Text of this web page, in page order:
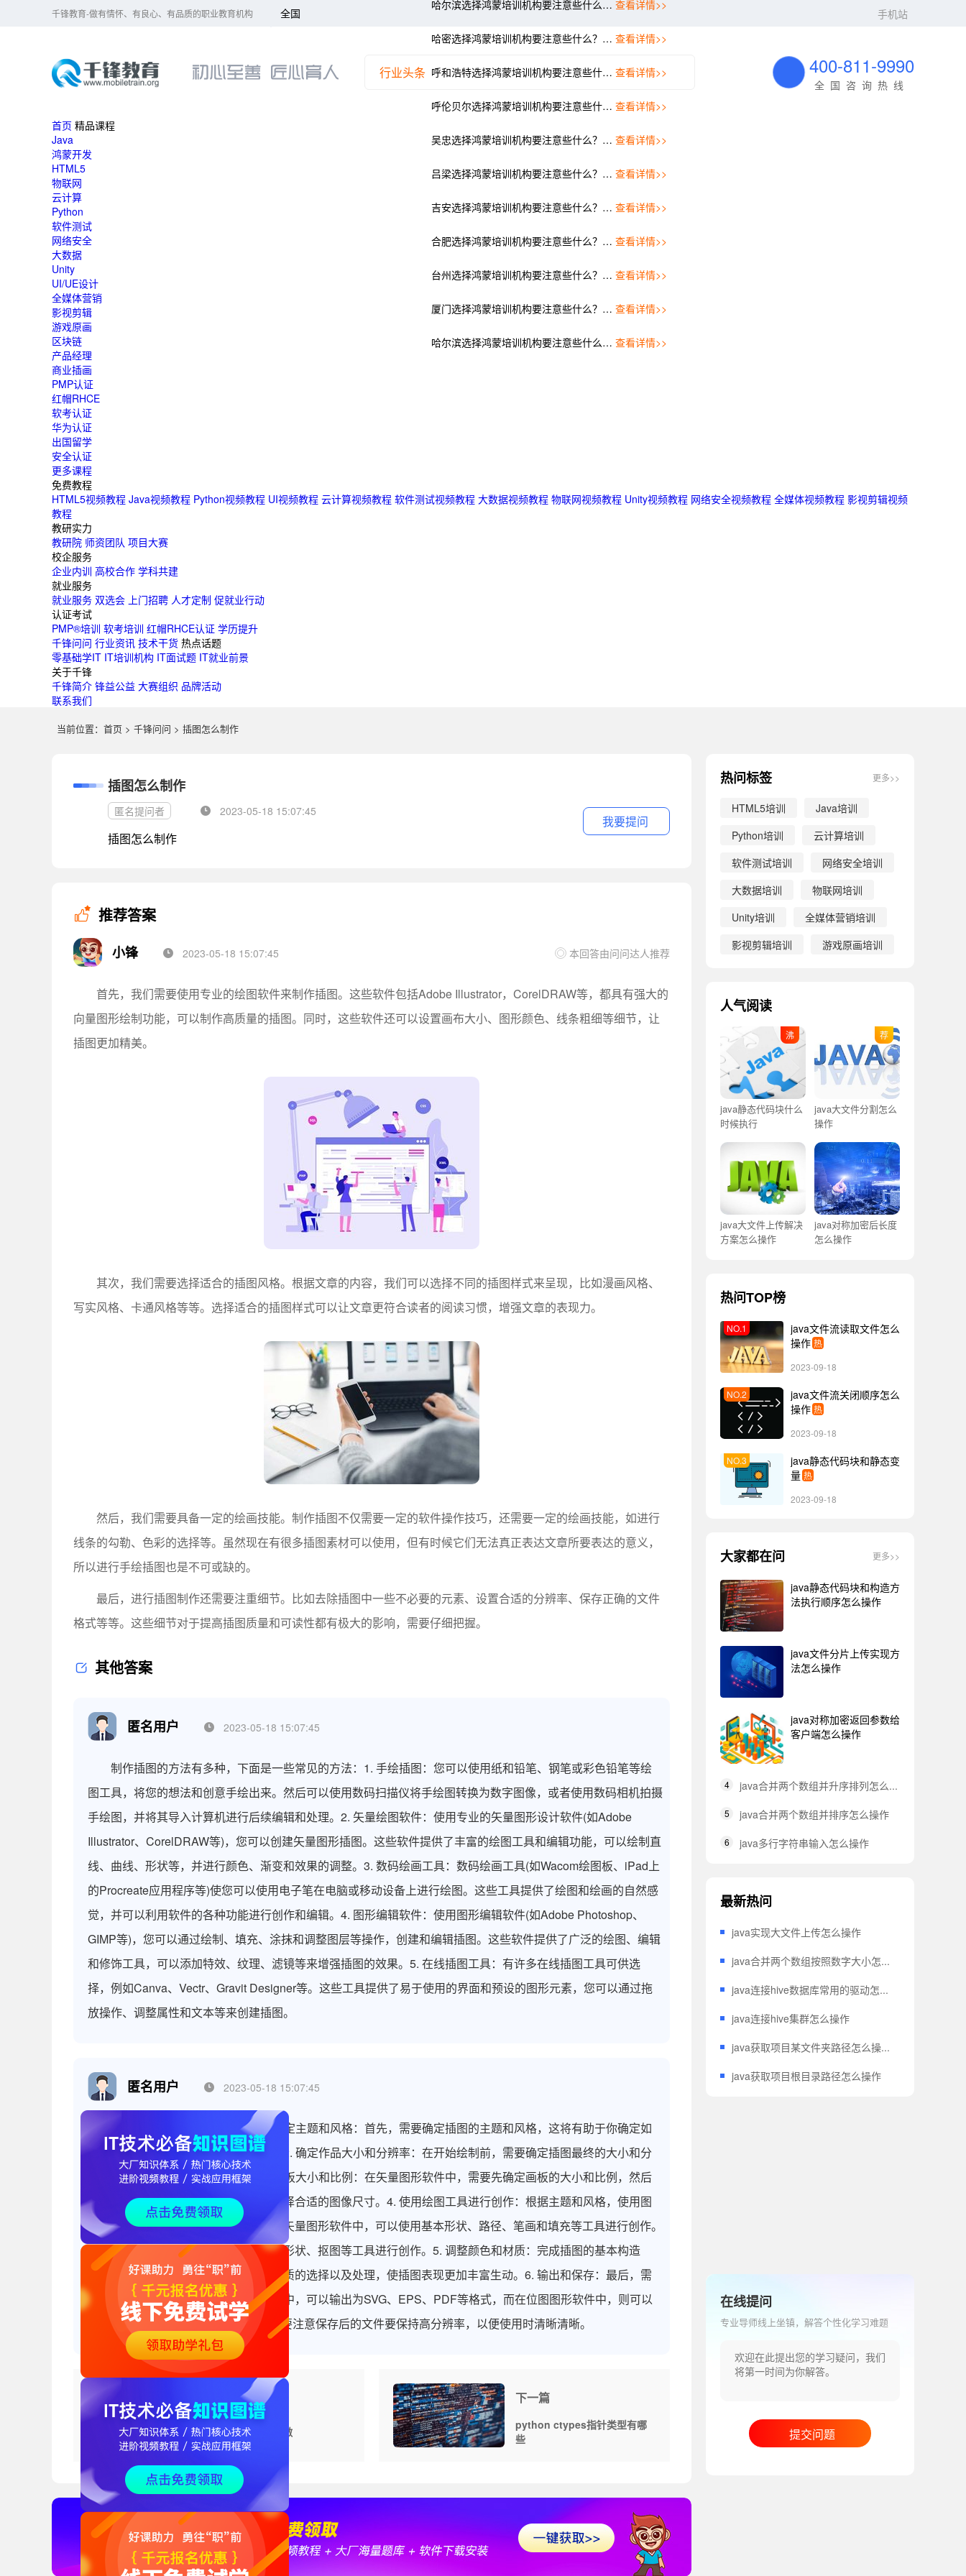
千锋教育-做有情怀、有良心、有品质的职业教育机构 全国
大连
手机站
行业头条
哈尔滨选择鸿蒙培训机构要注意些什么？选择千锋的理由？ 查看详情>>
哈密选择鸿蒙培训机构要注意些什么？选择千锋的理由？ 查看详情>>
呼和浩特选择鸿蒙培训机构要注意些什么？选择千锋的理由？ 查看详情>>
呼伦贝尔选择鸿蒙培训机构要注意些什么？选择千锋的理由？ 查看详情>>
吴忠选择鸿蒙培训机构要注意些什么？选择千锋的理由？ 查看详情>>
吕梁选择鸿蒙培训机构要注意些什么？选择千锋的理由？ 查看详情>>
吉安选择鸿蒙培训机构要注意些什么？选择千锋的理由？ 查看详情>>
合肥选择鸿蒙培训机构要注意些什么？选择千锋的理由？ 查看详情>>
台州选择鸿蒙培训机构要注意些什么？选择千锋的理由？ 查看详情>>
厦门选择鸿蒙培训机构要注意些什么？选择千锋的理由？ 查看详情>>
哈尔滨选择鸿蒙培训机构要注意些什么？选择千锋的理由？ 查看详情>>
400-811-9990
全国咨询热线
首页 精品课程
Java
鸿蒙开发
HTML5
物联网
云计算
Python
软件测试
网络安全
大数据
Unity
UI/UE设计
全媒体营销
影视剪辑
游戏原画
区块链
产品经理
商业插画
PMP认证
红帽RHCE
软考认证
华为认证
出国留学
安全认证
更多课程
免费教程
HTML5视频教程 Java视频教程 Python视频教程 UI视频教程 云计算视频教程 软件测试视频教程 大数据视频教程 物联网视频教程 Unity视频教程 网络安全视频教程 全媒体视频教程 影视剪辑视频
教程
教研实力
教研院 师资团队 项目大赛
校企服务
企业内训 高校合作 学科共建
就业服务
就业服务 双选会 上门招聘 人才定制 促就业行动
认证考试
PMP®培训 软考培训 红帽RHCE认证 学历提升
千锋问问 行业资讯 技术干货 热点话题
零基础学IT IT培训机构 IT面试题 IT就业前景
关于千锋
千锋简介 锋益公益 大赛组织 品牌活动
联系我们
当前位置： 首页 > 千锋问问 > 插图怎么制作
插图怎么制作
匿名提问者 2023-05-18 15:07:45
插图怎么制作
我要提问
推荐答案
小锋 2023-05-18 15:07:45 本回答由问问达人推荐
首先，我们需要使用专业的绘图软件来制作插图。这些软件包括Adobe Illustrator，CorelDRAW等，都具有强大的
向量图形绘制功能，可以制作高质量的插图。同时，这些软件还可以设置画布大小、图形颜色、线条粗细等细节，让
插图更加精美。
其次，我们需要选择适合的插图风格。根据文章的内容，我们可以选择不同的插图样式来呈现，比如漫画风格、
写实风格、卡通风格等等。选择适合的插图样式可以让文章更符合读者的阅读习惯，增强文章的表现力。
然后，我们需要具备一定的绘画技能。制作插图不仅需要一定的软件操作技巧，还需要一定的绘画技能，如进行
线条的勾勒、色彩的选择等。虽然现在有很多插图素材可以使用，但有时候它们无法真正表达文章所要表达的意义，
所以进行手绘插图也是不可或缺的。
最后，进行插图制作还需要注重细节。比如去除插图中一些不必要的元素、设置合适的分辨率、保存正确的文件
格式等等。这些细节对于提高插图质量和可读性都有极大的影响，需要仔细把握。
其他答案
匿名用户 2023-05-18 15:07:45
制作插图的方法有多种，下面是一些常见的方法：1. 手绘插图：您可以使用纸和铅笔、钢笔或彩色铅笔等绘
图工具，将您的想法和创意手绘出来。然后可以使用数码扫描仪将手绘图转换为数字图像，或者使用数码相机拍摄
手绘图，并将其导入计算机进行后续编辑和处理。2. 矢量绘图软件：使用专业的矢量图形设计软件(如Adobe
Illustrator、CorelDRAW等)，您可以创建矢量图形插图。这些软件提供了丰富的绘图工具和编辑功能，可以绘制直
线、曲线、形状等，并进行颜色、渐变和效果的调整。3. 数码绘画工具：数码绘画工具(如Wacom绘图板、iPad上
的Procreate应用程序等)使您可以使用电子笔在电脑或移动设备上进行绘图。这些工具提供了绘图和绘画的自然感
觉，并可以利用软件的各种功能进行创作和编辑。4. 图形编辑软件：使用图形编辑软件(如Adobe Photoshop、
GIMP等)，您可以通过绘制、填充、涂抹和调整图层等操作，创建和编辑插图。这些软件提供了广泛的绘图、编辑
和修饰工具，可以添加特效、纹理、滤镜等来增强插图的效果。5. 在线插图工具：有许多在线插图工具可供选
择，例如Canva、Vectr、Gravit Designer等。这些工具提供了易于使用的界面和预设的图形元素，您可以通过拖
放操作、调整属性和文本等来创建插图。
匿名用户 2023-05-18 15:07:45
插图的制作需要分以下步骤：1. 确定主题和风格：首先，需要确定插图的主题和风格，这将有助于你确定如
何构造插图、选择颜色和材质的选择。2. 确定作品大小和分辨率：在开始绘制前，需要确定插图最终的大小和分
辨率，以便后续调整和编辑。3. 确定画板大小和比例：在矢量图形软件中，需要先确定画板的大小和比例，然后
开始创作。在位图图形软件中，需要选择合适的图像尺寸。4. 使用绘图工具进行创作：根据主题和风格，使用图
形软件中的各种绘图工具进行创作。在矢量图形软件中，可以使用基本形状、路径、笔画和填充等工具进行创作。
在位图图形软件中，则可以选择画笔、形状、抠图等工具进行创作。5. 调整颜色和材质：完成插图的基本构造
后，需要进行进一步的颜色调整和对材质的选择以及处理，使插图表现更加丰富生动。6. 输出和保存：最后，需
要将插图输出和保存。在矢量图形软件中，可以输出为SVG、EPS、PDF等格式，而在位图图形软件中，则可以
输出为JPEG、PNG等格式。同时，需要注意保存后的文件要保持高分辨率，以便使用时清晰清晰。
上一篇
logo用什么软件做
下一篇
python ctypes指针类型有哪
些
热问标签 更多>>
HTML5培训
Java培训
Python培训
云计算培训
软件测试培训
网络安全培训
大数据培训
物联网培训
Unity培训
全媒体营销培训
影视剪辑培训
游戏原画培训
人气阅读
java静态代码块什么
时候执行
java大文件分割怎么
操作
java大文件上传解决
方案怎么操作
java对称加密后长度
怎么操作
热问TOP榜
java文件流读取文件怎么
操作 热
2023-09-18
java文件流关闭顺序怎么
操作 热
2023-09-18
java静态代码块和静态变
量 热
2023-09-18
大家都在问 更多>>
java静态代码块和构造方
法执行顺序怎么操作
java文件分片上传实现方
法怎么操作
java对称加密返回参数给
客户端怎么操作
4 java合并两个数组并升序排列怎么...
5 java合并两个数组并排序怎么操作
6 java多行字符串输入怎么操作
最新热问
java实现大文件上传怎么操作
java合并两个数组按照数字大小怎...
java连接hive数据库常用的驱动怎...
java连接hive集群怎么操作
java获取项目某文件夹路径怎么操...
java获取项目根目录路径怎么操作
在线提问
专业导师线上坐镇，解答个性化学习难题
提交问题